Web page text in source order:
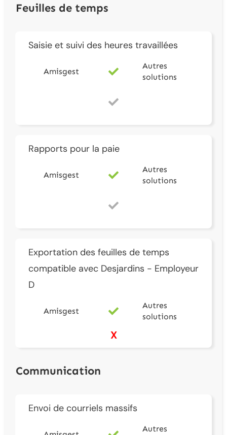
Feuilles de temps
Saisie et suivi des heures travaillées
Amisgest
Autres
solutions
Rapports pour la paie
Amisgest
Autres
solutions
Exportation des feuilles de temps
compatible avec Desjardins - Employeur
D
Amisgest
Autres
solutions
X
Communication
Envoi de courriels massifs
Autres